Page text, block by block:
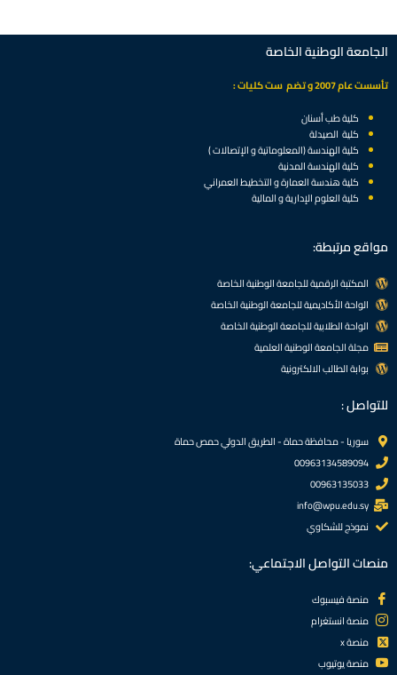
الجامعة الوطنية الخاصة
تأسست عام 2007 و تضم ست كليات :
كلية طب أسنان
كلية الصيدلة
كلية الهندسة (المعلوماتية و الإتصالات )
كلية الهندسة المدنية
كلية هندسة العمارة و التخطيط العمراني
كلية العلوم الإدارية و المالية
مواقع مرتبطة:
المكتبة الرقمية للجامعة الوطنية الخاصة
الواحة الأكاديمية للجامعة الوطنية الخاصة
الواحة الطلابية للجامعة الوطنية الخاصة
مجلة الجامعة الوطنية العلمية
بوابة الطالب الالكترونية
للتواصل :
سوريا - محافظة حماة - الطريق الدولي حمص حماة
00963134589094
00963135033
info@wpu.edu.sy
نموذج للشكاوي
منصات التواصل الاجتماعي:
منصة فيسبوك
منصة انستغرام
منصة x
منصة يوتيوب